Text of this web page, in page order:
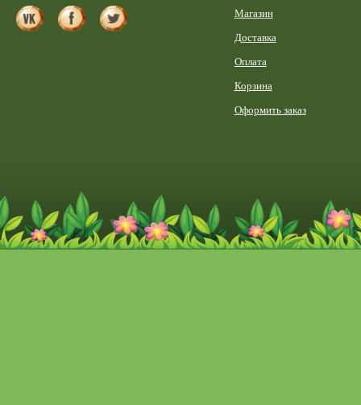
Магазин
Доставка
Оплата
Корзина
Оформить заказ